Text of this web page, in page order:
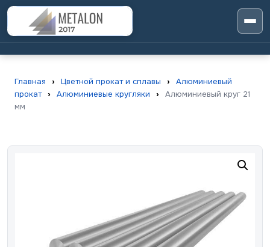
Главная › Цветной прокат и сплавы ›
Алюминиевый
прокат › Алюминиевые кругляки ›
Алюминиевый круг 21
мм